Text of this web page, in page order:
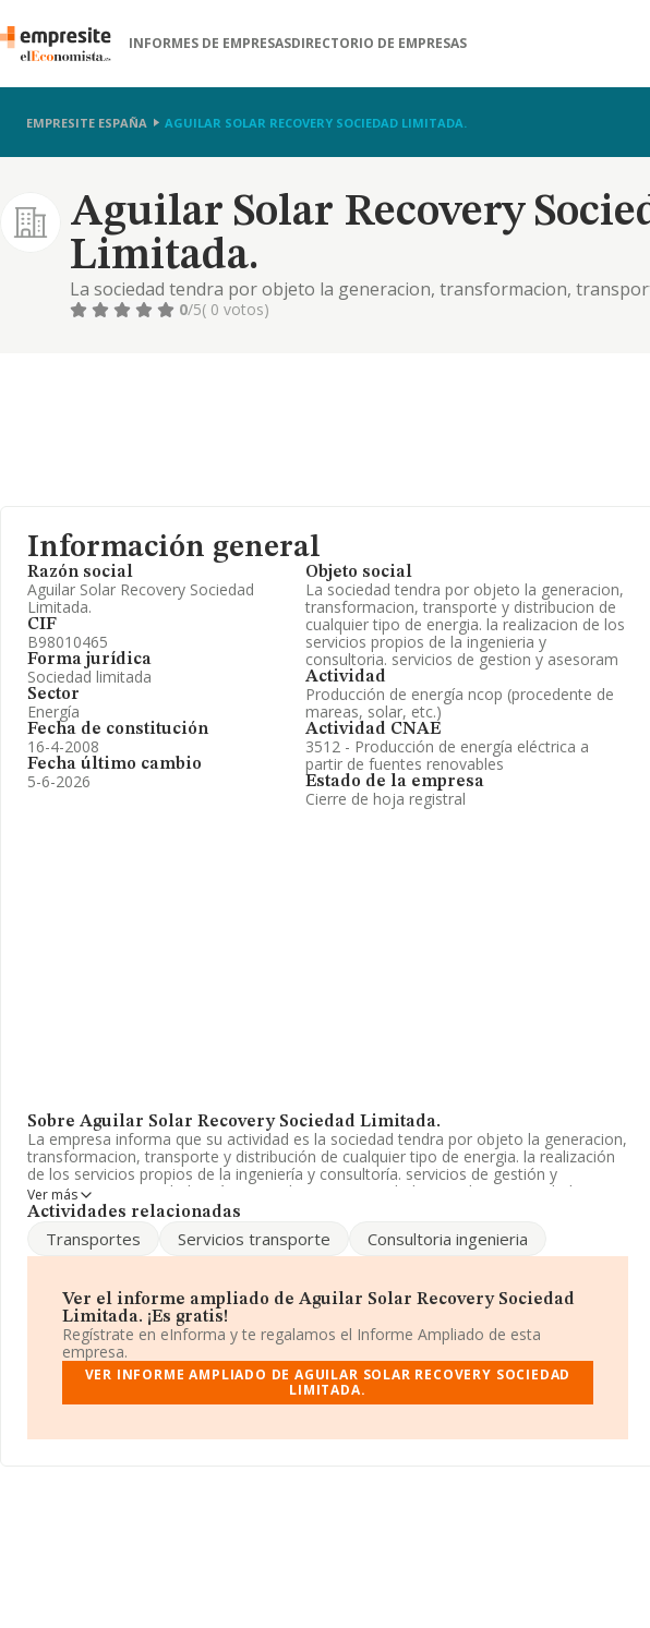
INFORMES DE EMPRESASDIRECTORIO DE EMPRESAS
EMPRESITE ESPAÑA AGUILAR SOLAR RECOVERY SOCIEDAD LIMITADA.
Aguilar Solar Recovery
Limitada.
La sociedad tendra por objeto la generacion, transformacion,
tipo de energia. la realizacion de los servicios propios de la ingenieria
0/5( 0 votos)
Información general
Razón social
Aguilar Solar Recovery Sociedad
Limitada.
CIF
B98010465
Forma jurídica
Sociedad limitada
Sector
Energía
Fecha de constitución
16-4-2008
Fecha último cambio
5-6-2026
Objeto social
La sociedad tendra por objeto la generacion,
transformacion, transporte y distribucion de
cualquier tipo de energia. la realizacion de los
servicios propios de la ingenieria y
consultoria. servicios de gestion y asesoram
Actividad
Producción de energía ncop (procedente de
mareas, solar, etc.)
Actividad CNAE
3512 - Producción de energía eléctrica a
partir de fuentes renovables
Estado de la empresa
Cierre de hoja registral
Sobre Aguilar Solar Recovery Sociedad Limitada.
La empresa informa que su actividad es la sociedad tendra por objeto la generacion,
transformacion, transporte y distribución de cualquier tipo de energia. la realización
de los servicios propios de la ingeniería y consultoría. servicios de gestión y
asesoram. La sociedad está registrada como Sociedad Limitada. Su actividad CNAE
es 'Transporte de energía eléctrica' con código 3512. No realiza actividad de
La sociedad españolaAguilar Solar Recovery Sociedad Limitada, CIF
Massalfassar, en Valencia, Comunidad Valenciana.
Con los datos a disposición de INFORMA sobre 46.044 empresas pertenecientes al
sector, a nivel nacional la facturación asciende a 23.269 millones de euros y la media
entre todas las compañías es de 505 mil euros de ventas. En cuanto a la
información relativa a la provincia de Valencia, en la base de datos INFORMA
constan 2480 empresas, con ventas de hasta 191 millones de euros. Finalmente,
años. La media de empleados de las empresas es de 1.
Ver más
Actividades relacionadas
Transportes Servicios transporte Consultoria ingenieria
Ver el informe ampliado de Aguilar Solar Recovery Sociedad
Limitada. ¡Es gratis!
Regístrate en eInforma y te regalamos el Informe Ampliado de esta
empresa.
VER INFORME AMPLIADO DE AGUILAR SOLAR RECOVERY SOCIEDAD
LIMITADA.